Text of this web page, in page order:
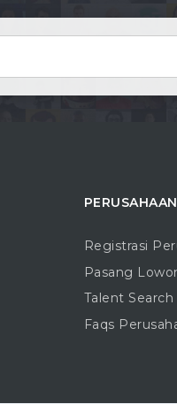
PERUSAHAAN
Registrasi
Pasang
Talent Search
Faqs